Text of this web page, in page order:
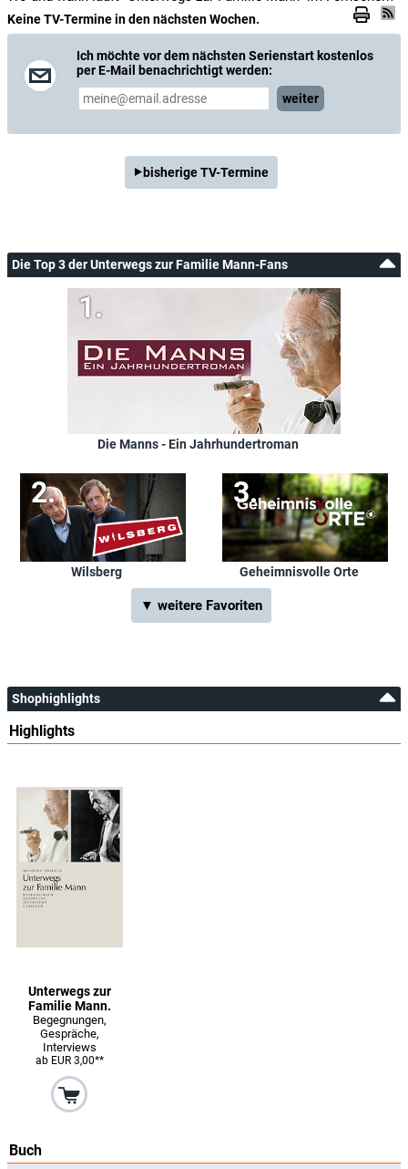
Keine TV-Termine in den nächsten Wochen.
Ich möchte vor dem nächsten Serienstart kostenlos
per E-Mail benachrichtigt werden:
weiter
bisherige TV-Termine
Die Top 3 der Unterwegs zur Familie Mann-Fans
Die Manns - Ein Jahrhundertroman
Wilsberg Geheimnisvolle Orte
▼ weitere Favoriten
Shophighlights
Highlights
Unterwegs zur
Familie Mann.
Begegnungen,
Gespräche,
Interviews
ab EUR 3,00**
Buch